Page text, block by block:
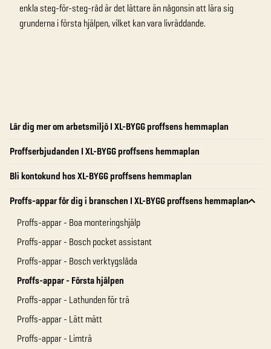
Lär dig mer om arbetsmiljö I XL-BYGG proffsens hemmaplan
Proffserbjudanden I XL-BYGG proffsens hemmaplan
Bli kontokund hos XL-BYGG proffsens hemmaplan
Proffs-appar för dig i branschen I XL-BYGG proffsens hemmaplan
Proffs-appar - Boa monteringshjälp
Proffs-appar - Bosch pocket assistant
Proffs-appar - Bosch verktygslåda
Proffs-appar - Första hjälpen
Proffs-appar - Lathunden för trä
Proffs-appar - Lätt mätt
Proffs-appar - Limträ
enkla steg-för-steg-råd är det lättare än någonsin att lära sig
grunderna i första hjälpen, vilket kan vara livräddande.